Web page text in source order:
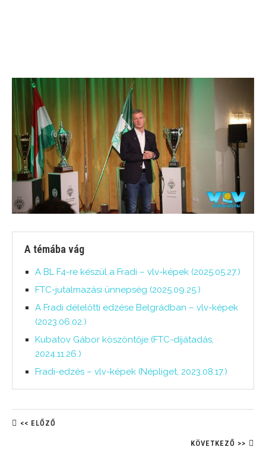
A témába vág
A BL F4-re készül a Fradi – vlv-képek (2025.05.27.)
FTC-jutalmazási ünnepség (2025.09.25.)
A Fradi délelőtti edzése Belgrádban – vlv-képek
(2023.06.02.)
Kubatov Gábor köszöntője (FTC-díjátadás,
2024.11.26.)
Fradi-edzés – vlv-képek (Népliget, 2023.08.17.)
<< ELŐZŐ
KÖVETKEZŐ >>